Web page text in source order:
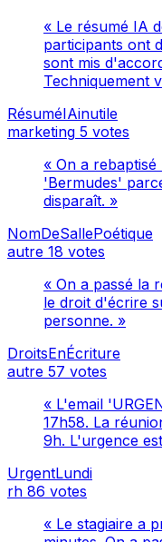
« Le résumé IA
participants ont
sont mis
Techniquement
RésuméIAinutile
marketing 5 votes
« On a
'Bermudes'
disparaît. »
NomDeSallePoétique
autre 18 votes
« On a passé la
le droit d'écrire
personne. »
DroitsEnÉcriture
autre 57 votes
« L'email
17h58. La
9h. L'urgence
UrgentLundi
rh 86 votes
« Le stagiaire a